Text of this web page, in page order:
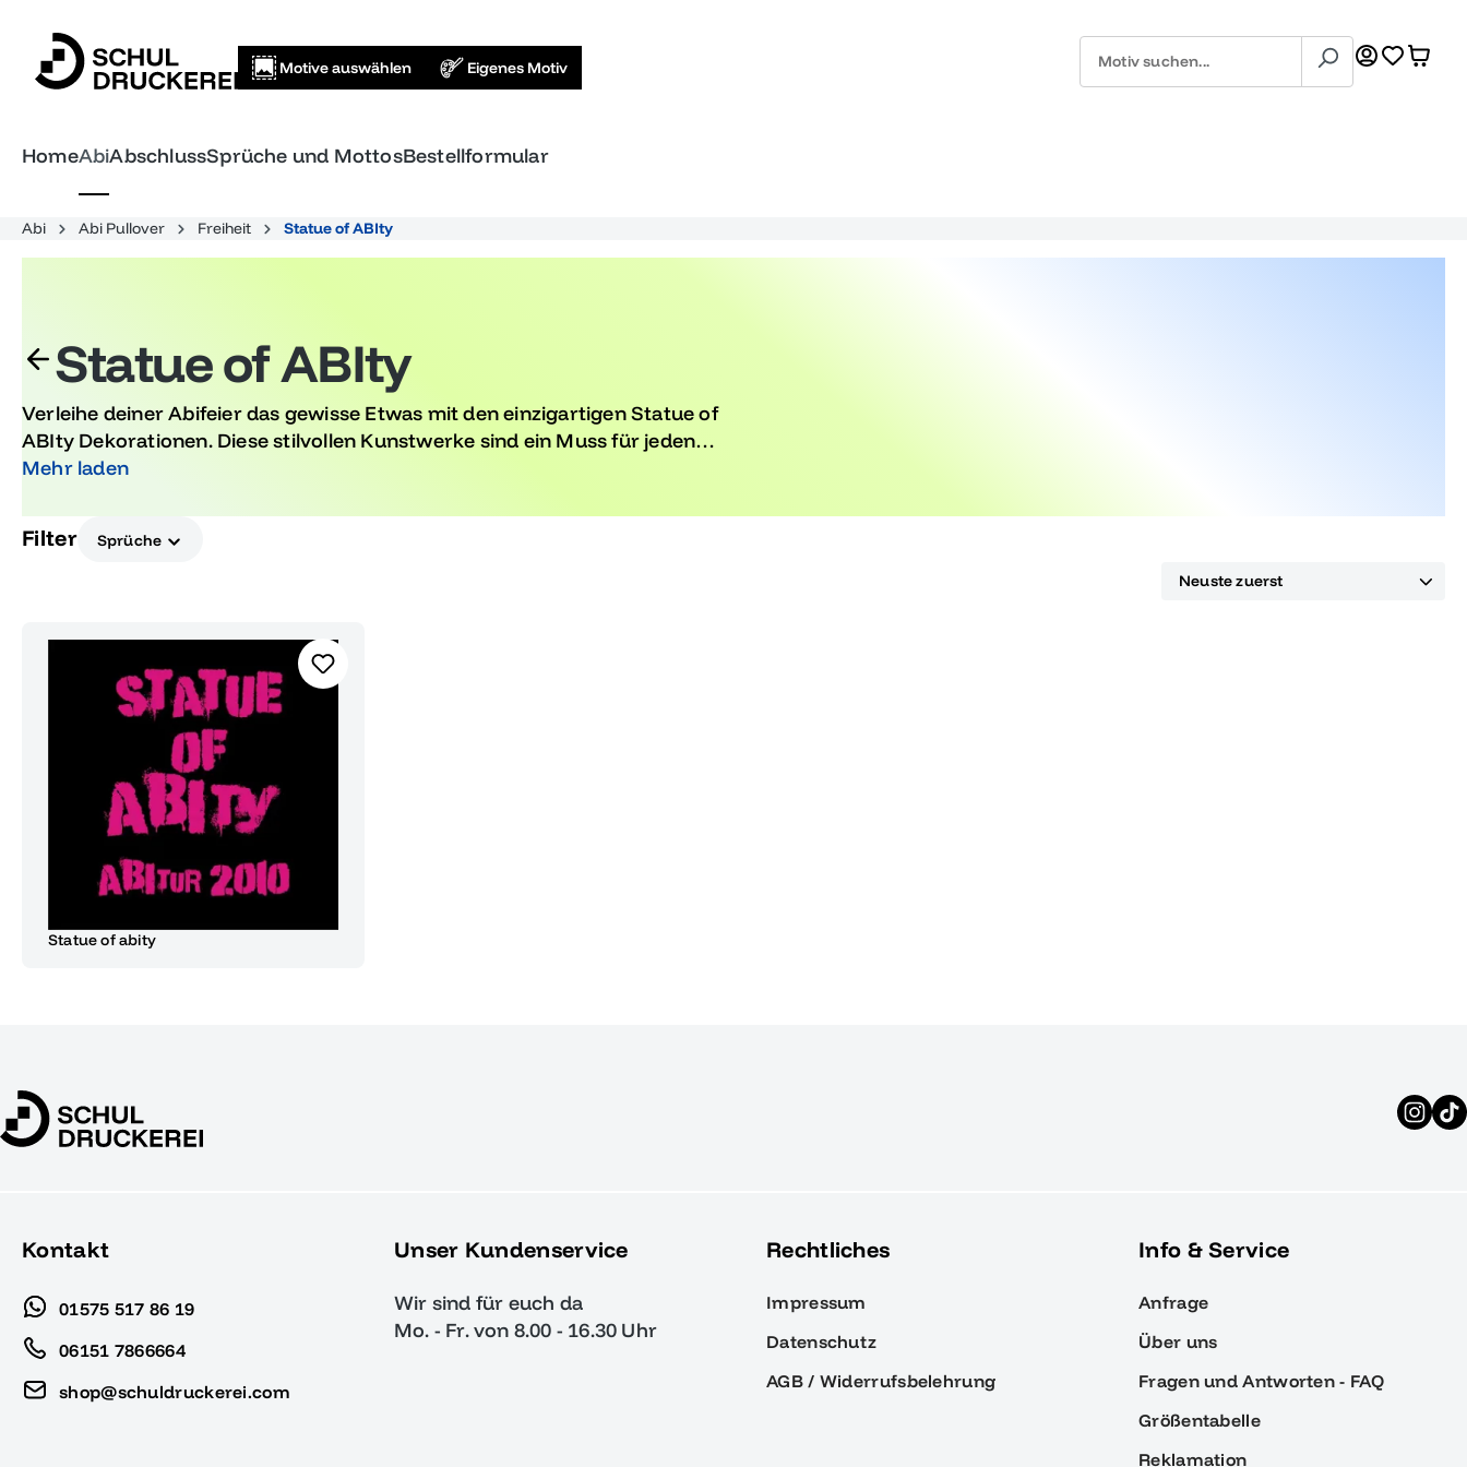
Motive auswählen Eigenes Motiv
HomeAbiAbschlussSprüche und MottosBestellformular
Abi Abi Pullover Freiheit Statue of ABIty
Statue of ABIty
Verleihe deiner Abifeier das gewisse Etwas mit den einzigartigen Statue of
ABIty Dekorationen. Diese stilvollen Kunstwerke sind ein Muss für jeden
Abschluss und sorgen für bleibende Erinnerungen an diesen besonderen Tag.
Mehr laden
Filter Sprüche
Statue of abity
Kontakt
01575 517 86 19
06151 7866664
shop@schuldruckerei.com
Unser Kundenservice
Wir sind für euch da
Mo. - Fr. von 8.00 - 16.30 Uhr
Rechtliches
Impressum
Datenschutz
AGB / Widerrufsbelehrung
Info & Service
Anfrage
Über uns
Fragen und Antworten - FAQ
Größentabelle
Reklamation